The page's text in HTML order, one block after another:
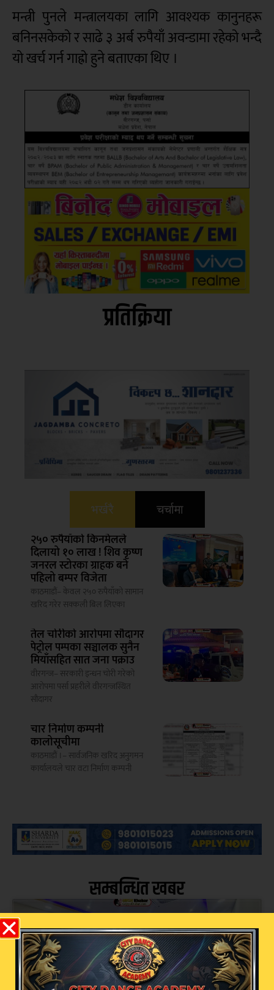
मन्त्री पुनले मन्त्रालयका लागि आवश्यक कानुनहरू
बनिनसकेको र साढे ३ अर्ब रुपैयाँ अवन्डामा रहेको भन्दै
यो खर्च गर्न गाह्रो हुने बताएका थिए ।
प्रतिक्रिया
भर्खरै चर्चामा
२५० रुपैयाँको किनमेलले
दिलायो १० लाख ! शिव कृष्ण
जनरल स्टोरका ग्राहक बने
पहिलो बम्पर विजेता
काठमाडौं– केवल २५० रुपैयाँको सामान
खरिद गरेर सक्कली बिल लिएका
तेल चोरीको आरोपमा सौदागर
पेट्रोल पम्पका सञ्चालक सुनैन
मियाँसहित सात जना पक्राउ
वीरगन्ज– सरकारी इन्धन चोरी गरेको
आरोपमा पर्सा प्रहरीले वीरगन्जस्थित
सौदागर
चार निर्माण कम्पनी
कालोसूचीमा
काठमाडौं ।– सार्वजनिक खरिद अनुगमन
कार्यालयले चार वटा निर्माण कम्पनी
सम्बन्धित खबर